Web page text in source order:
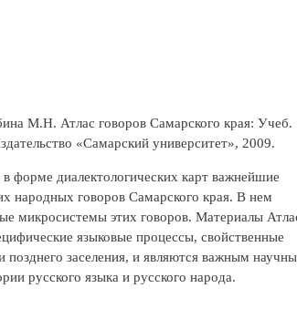
М.Н. Атлас говоров Самарского края: Учеб.
«Самарский университет», 2009.
в форме диалектологических карт важнейшие
народных говоров Самарского края. В нем
микросистемы этих говоров. Материалы
языковые процессы, свойственные
позднего заселения, и являются важным
русского языка и русского народа.